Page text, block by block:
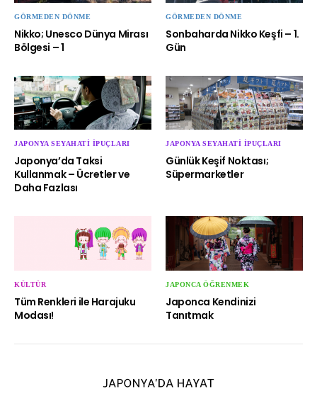
GÖRMEDEN DÖNME
Nikko; Unesco Dünya Mirası
Bölgesi – 1
GÖRMEDEN DÖNME
Sonbaharda Nikko Keşfi – 1.
Gün
JAPONYA SEYAHATI İPUÇLARI
Japonya’da Taksi
Kullanmak – Ücretler ve
Daha Fazlası
JAPONYA SEYAHATI İPUÇLARI
Günlük Keşif Noktası;
Süpermarketler
KÜLTÜR
Tüm Renkleri ile Harajuku
Modası!
JAPONCA ÖĞRENMEK
Japonca Kendinizi
Tanıtmak